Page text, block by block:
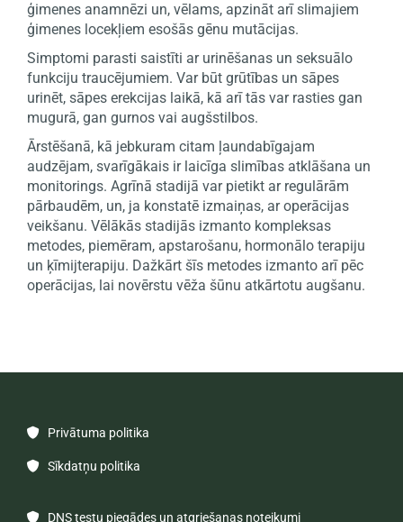
ģimenes anamnēzi un, vēlams, apzināt arī slimajiem
ģimenes locekļiem esošās gēnu mutācijas.
Simptomi parasti saistīti ar urinēšanas un seksuālo
funkciju traucējumiem. Var būt grūtības un sāpes
urinēt, sāpes erekcijas laikā, kā arī tās var rasties gan
mugurā, gan gurnos vai augšstilbos.
Ārstēšanā, kā jebkuram citam ļaundabīgajam
audzējam, svarīgākais ir laicīga slimības atklāšana un
monitorings. Agrīnā stadijā var pietikt ar regulārām
pārbaudēm, un, ja konstatē izmaiņas, ar operācijas
veikšanu. Vēlākās stadijās izmanto kompleksas
metodes, piemēram, apstarošanu, hormonālo terapiju
un ķīmijterapiju. Dažkārt šīs metodes izmanto arī pēc
operācijas, lai novērstu vēža šūnu atkārtotu augšanu.
 Privātuma politika
 Sīkdatņu politika
 DNS testu piegādes un atgriešanas noteikumi